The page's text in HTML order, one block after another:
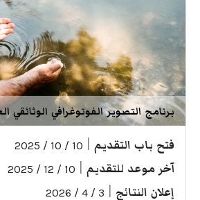
برنامج التصوير الفوتوغرافي الوثائقي
فتح باب التقديم 10 / 10 / 2025
آخر موعد للتقديم 10 / 12 / 2025
إعلان النتائج 3 / 4 / 2026